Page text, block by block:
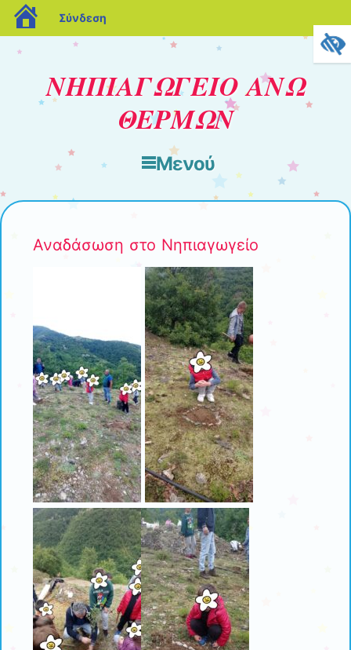
blogs.sch.gr
Σύνδεση
ΝΗΠΙΑΓΩΓΕΙΟ ΑΝΩ
ΘΕΡΜΩΝ
Μενού
Μετάβαση στο περιεχόμενο
Αναδάσωση στο Νηπιαγωγείο